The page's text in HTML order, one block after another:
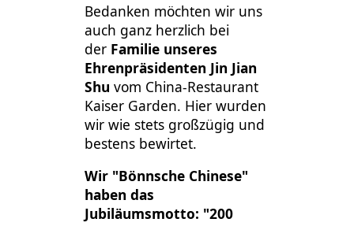
Bedanken möchten wir uns
auch ganz herzlich bei
der Familie unseres
Ehrenpräsidenten Jin Jian
Shu vom China-Restaurant
Kaiser Garden. Hier wurden
wir wie stets großzügig und
bestens bewirtet.
Wir "Bönnsche Chinese"
haben das
Jubiläumsmotto: "200